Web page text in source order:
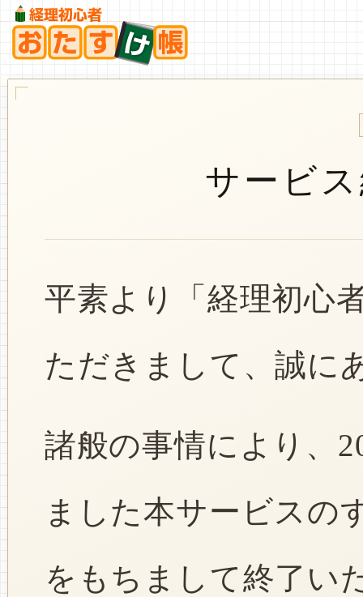
サービ
平素より「経理初心
ただきまして、誠に
諸般の事情により、
ました本サービスの
をもちまして終了い